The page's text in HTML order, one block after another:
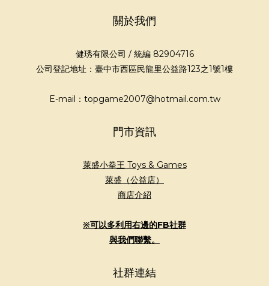
關於我們
健琇有限公司 / 統編 82904716
公司登記地址：臺中市西區民龍里公益路123之1號1樓
E-mail：topgame2007@hotmail.com.tw
門市資訊
萊盛小拳王 Toys & Games
萊盛（公益店）
商店介紹
※可以多利用右邊的FB社群
與我們聯繫。
社群連結